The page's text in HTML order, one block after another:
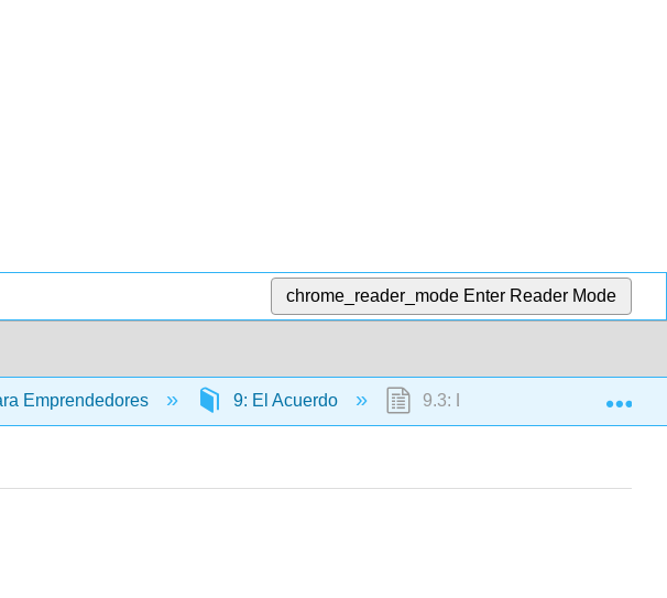
chrome_reader_mode Enter Reader Mode
Emprendedores 9: El Acuerdo 9.3: La Oferta